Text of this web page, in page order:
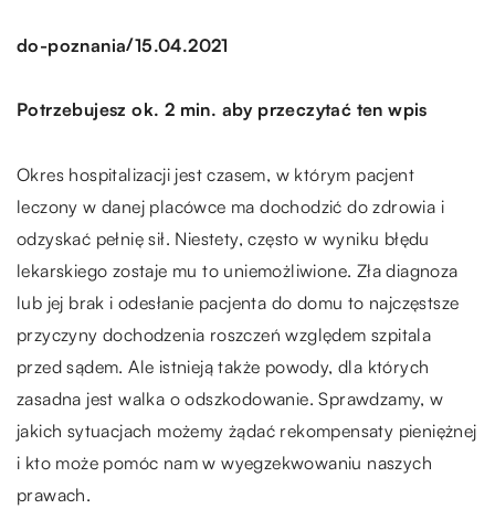
do-poznania/15.04.2021
Potrzebujesz ok. 2 min. aby przeczytać ten wpis
Okres hospitalizacji jest czasem, w którym pacjent
leczony w danej placówce ma dochodzić do zdrowia i
odzyskać pełnię sił. Niestety, często w wyniku błędu
lekarskiego zostaje mu to uniemożliwione. Zła diagnoza
lub jej brak i odesłanie pacjenta do domu to najczęstsze
przyczyny dochodzenia roszczeń względem szpitala
przed sądem. Ale istnieją także powody, dla których
zasadna jest walka o odszkodowanie. Sprawdzamy, w
jakich sytuacjach możemy żądać rekompensaty pieniężnej
i kto może pomóc nam w wyegzekwowaniu naszych
prawach.